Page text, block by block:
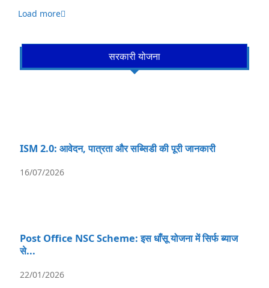
Load more
सरकारी योजना
ISM 2.0: आवेदन, पात्रता और सब्सिडी की पूरी जानकारी
16/07/2026
Post Office NSC Scheme: इस धाँसू योजना में सिर्फ ब्याज
से...
22/01/2026